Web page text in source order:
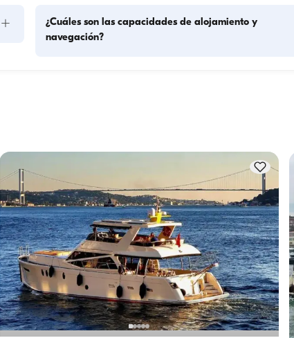
+
¿Cuáles son las capacidades de alojamiento y
navegación?
capacidad de navegación.